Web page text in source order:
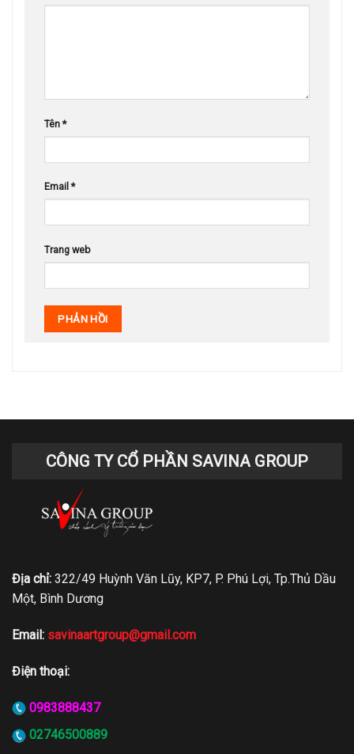
Tên*
Email*
Trang web
CÔNG TY CỔ PHẦN SAVINA GROUP
Địa chỉ: 322/49 Huỳnh Văn Lũy, KP7, P. Phú Lợi, Tp.Thủ Dầu
Một, Bình Dương
Email: savinaartgroup@gmail.com
Điện thoại:
0983888437
02746500889